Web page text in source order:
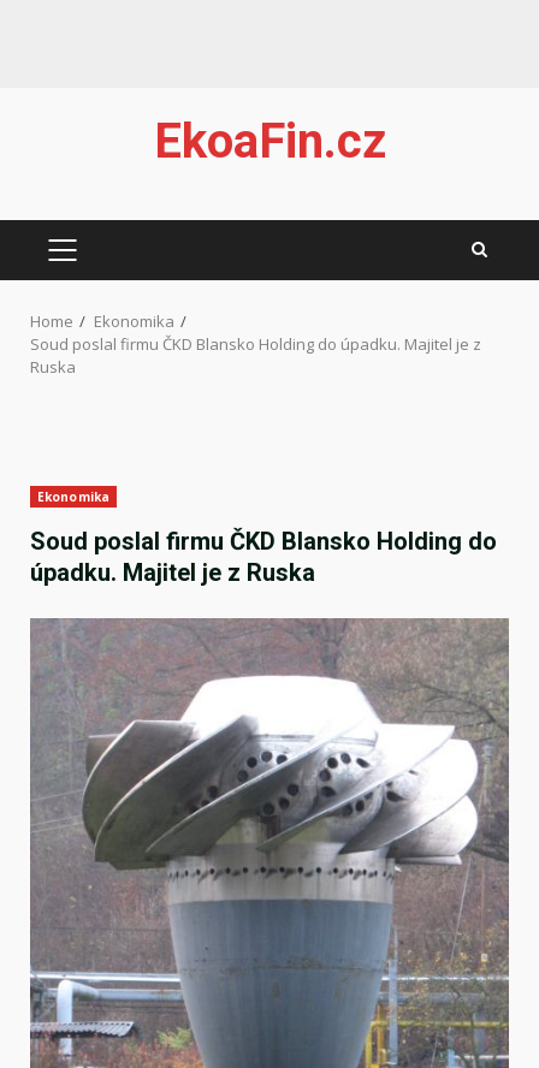
EkoaFin.cz
PRIMARY
Home
Ekonomika
Soud poslal firmu ČKD Blansko Holding do úpadku. Majitel je z
Ruska
Ekonomika
Soud poslal firmu ČKD Blansko Holding do
úpadku. Majitel je z Ruska